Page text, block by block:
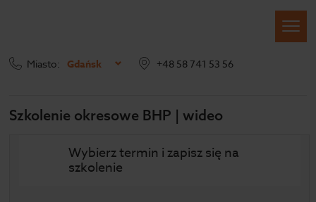
Miasto: Gdańsk +48 58 741 53 56
Szkolenie okresowe BHP | wideo
Wybierz termin i zapisz się na
szkolenie